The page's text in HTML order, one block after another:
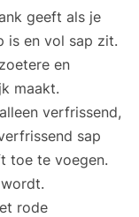
geeft als je
is en vol sap zit.
en
maakt.
verfrissend,
sap
toe te voegen.
rode